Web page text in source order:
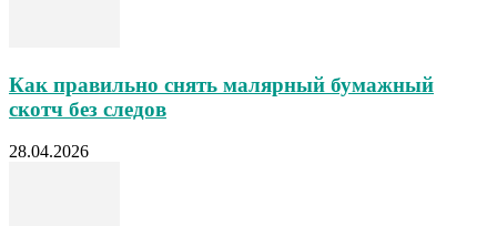
Как правильно снять малярный бумажный
скотч без следов
28.04.2026